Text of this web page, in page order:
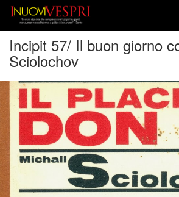
Incipit 57/ Il buon giorno
Sciolochov